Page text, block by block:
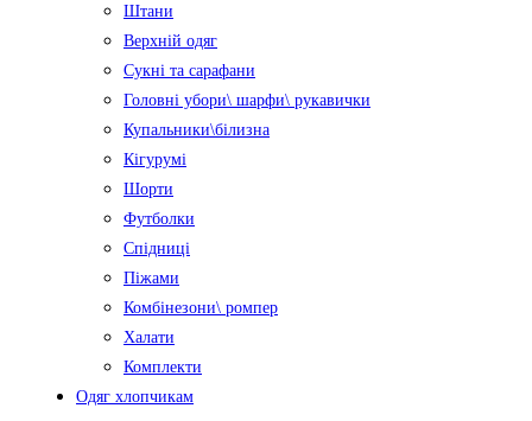
Штани
Верхній одяг
Сукні та сарафани
Головні убори\ шарфи\ рукавички
Купальники\білизна
Кігурумі
Шорти
Футболки
Спідниці
Піжами
Комбінезони\ ромпер
Халати
Комплекти
Одяг хлопчикам